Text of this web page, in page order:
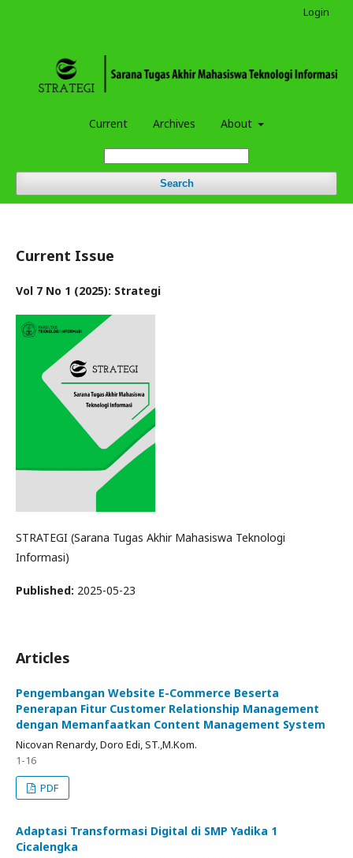
Current Archives About
Search
Login
Current Issue
Vol 7 No 1 (2025): Strategi
STRATEGI (Sarana Tugas Akhir Mahasiswa Teknologi
Informasi)
Published: 2025-05-23
Articles
Pengembangan Website E-Commerce Beserta
Penerapan Fitur Customer Relationship Management
dengan Memanfaatkan Content Management System
Nicovan Renardy, Doro Edi, ST.,M.Kom.
1-16
PDF
Adaptasi Transformasi Digital di SMP Yadika 1
Cicalengka